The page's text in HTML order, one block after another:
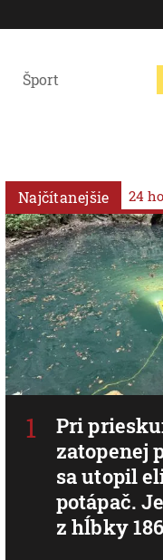
Šport
Najčítanejšie 24
Pri
zatopenej
sa utopil
potápač.
z hĺbky